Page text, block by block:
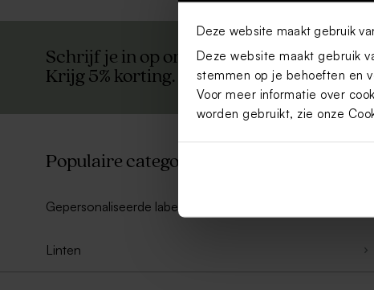
Deze website maakt gebruik
Deze website maakt gebruik
stemmen op je behoeften en
Voor meer informatie over
worden gebruikt, zie onze
Schrijf je in op onze nieuwsbrief en blijf
Krijg 5% korting.
Populaire categorieën.
Gepersonaliseerde labels
Linten